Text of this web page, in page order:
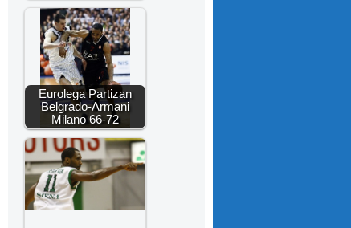
Eurolega Partizan
Belgrado-Armani
Milano 66-72